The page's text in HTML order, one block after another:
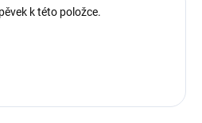
k této položce.